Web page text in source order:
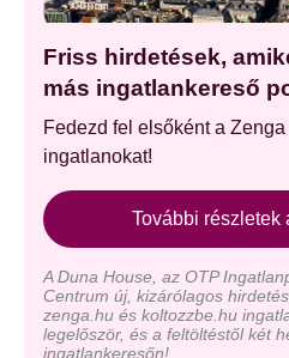
Friss hirdetések,
más ingatlankereső
Fedezd fel elsőként a
ingatlanokat!
További részletek
A Duna House, az OTP
Centrum új, kizárólagos
zenga.hu és koltozzbe.hu
legelőször, és a feltöltéstől két
ingatlankeresőn!